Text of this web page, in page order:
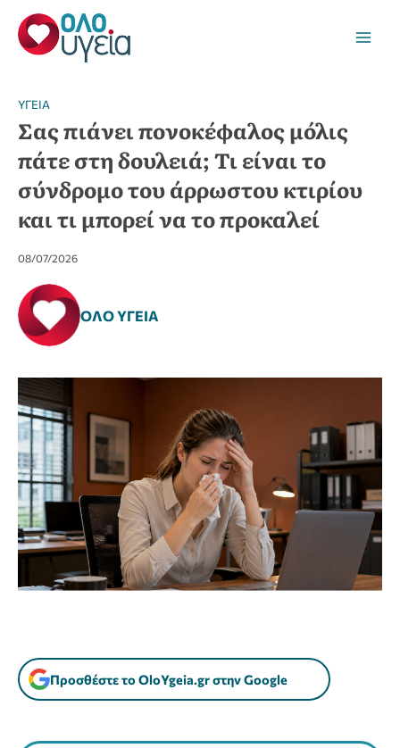
Μετάβαση
στο
περιεχόμενο
YΓΕΊΑ
Σας πιάνει πονοκέφαλος μόλις
πάτε στη δουλειά; Τι είναι το
σύνδρομο του άρρωστου κτιρίου
και τι μπορεί να το προκαλεί
08/07/2026
ΌΛΟ ΥΓΕΊΑ
Προσθέστε το OloYgeia.gr στην Google